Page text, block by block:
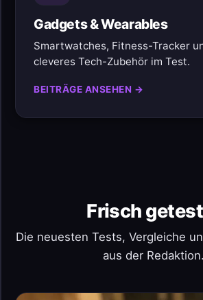
Gadgets & Wearables
Smartwatches, Fitness-Tracker
cleveres Tech-Zubehör im Test.
BEITRÄGE ANSEHEN →
Frisch
Die neuesten Tests, Vergleiche
aus der Redaktion.